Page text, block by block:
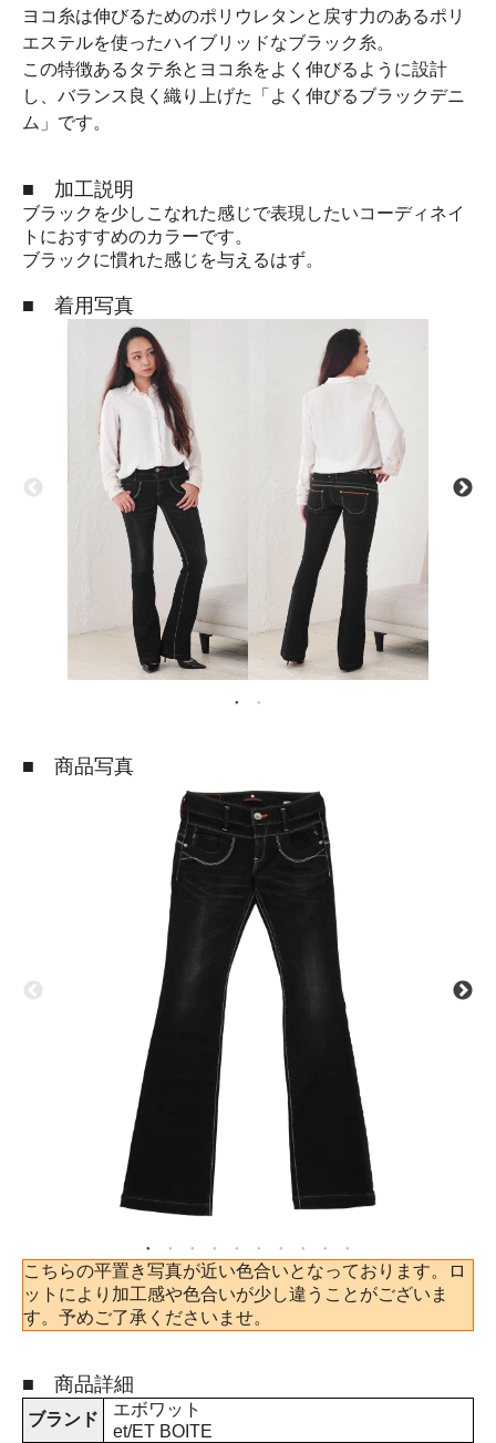
ヨコ糸は伸びるためのポリウレタンと戻す力のあるポリ
エステルを使ったハイブリッドなブラック糸。
この特徴あるタテ糸とヨコ糸をよく伸びるように設計
し、バランス良く織り上げた「よく伸びるブラックデニ
ム」です。
■ 加工説明
ブラックを少しこなれた感じで表現したいコーディネイ
トにおすすめのカラーです。
ブラックに慣れた感じを与えるはず。
■ 着用写真
■ 商品写真
こちらの平置き写真が近い色合いとなっております。ロ
ットにより加工感や色合いが少し違うことがございま
す。予めご了承くださいませ。
■ 商品詳細
ブランド
エボワット
et/ET BOITE